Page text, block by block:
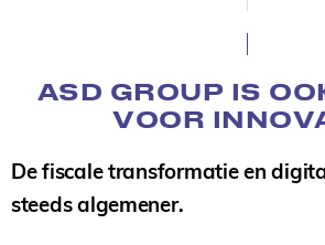
ASD GROUP IS
VOOR
De fiscale transformatie en
steeds algemener.